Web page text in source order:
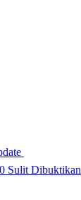
Sulit Dibuktikan